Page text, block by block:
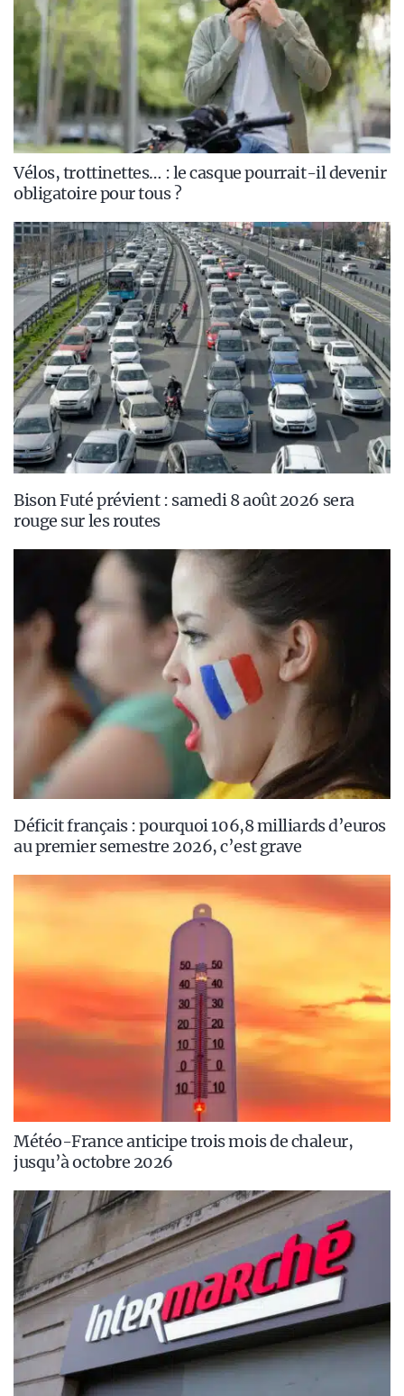
Vélos, trottinettes… : le casque pourrait-il devenir
obligatoire pour tous ?
Bison Futé prévient : samedi 8 août 2026 sera
rouge sur les routes
Déficit français : pourquoi 106,8 milliards d’euros
au premier semestre 2026, c’est grave
Météo-France anticipe trois mois de chaleur,
jusqu’à octobre 2026